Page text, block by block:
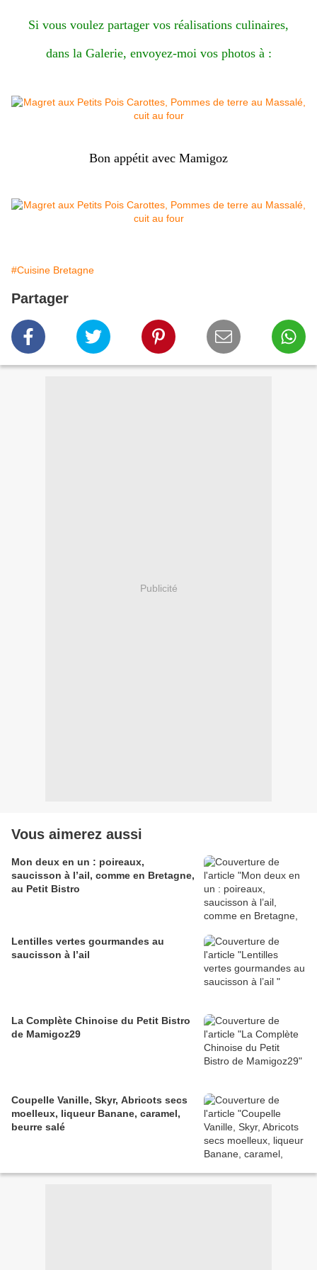
Si vous voulez partager vos réalisations culinaires,
dans la Galerie, envoyez-moi vos photos à :
Bon appétit avec Mamigoz
#Cuisine Bretagne
Partager
Publicité
Vous aimerez aussi
Mon deux en un : poireaux,
saucisson à l’ail, comme en Bretagne,
au Petit Bistro
Lentilles vertes gourmandes au
saucisson à l’ail
La Complète Chinoise du Petit Bistro
de Mamigoz29
Coupelle Vanille, Skyr, Abricots secs
moelleux, liqueur Banane, caramel,
beurre salé